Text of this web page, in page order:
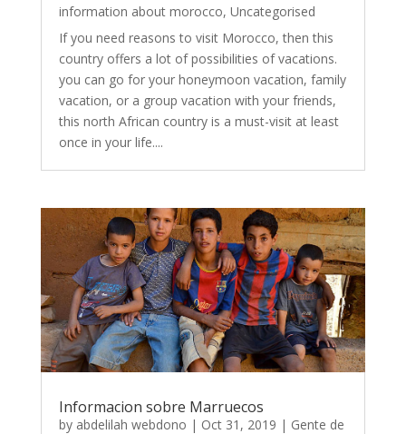
information about morocco, Uncategorised
If you need reasons to visit Morocco, then this
country offers a lot of possibilities of vacations.
you can go for your honeymoon vacation, family
vacation, or a group vacation with your friends,
this north African country is a must-visit at least
once in your life....
Informacion sobre Marruecos
by abdelilah webdono | Oct 31, 2019 | Gente de